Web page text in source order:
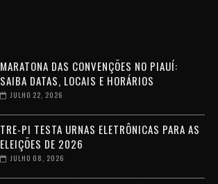
MARATONA DAS CONVENÇÕES NO PIAUÍ:
SAIBA DATAS, LOCAIS E HORÁRIOS
JULHO 22, 2026
TRE-PI TESTA URNAS ELETRÔNICAS PARA AS
ELEIÇÕES DE 2026
JULHO 08, 2026